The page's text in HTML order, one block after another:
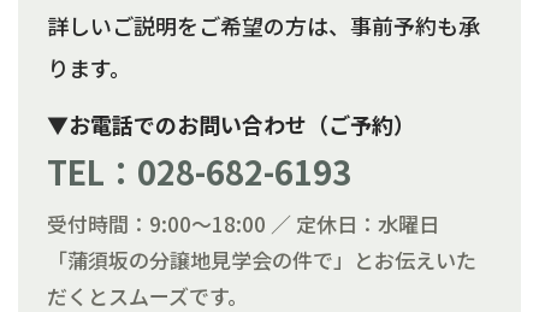
詳しいご説明をご希望の方は、事前予約も承
ります。
▼お電話でのお問い合わせ（ご予約）
TEL：028-682-6193
受付時間：9:00〜18:00 ／ 定休日：水曜日
「蒲須坂の分譲地見学会の件で」とお伝えいた
だくとスムーズです。